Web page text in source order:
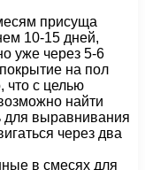
присуща
10-15 дней,
уже через 5-6
на пол
что с целью
найти
выравнивания
через два
в смесях для